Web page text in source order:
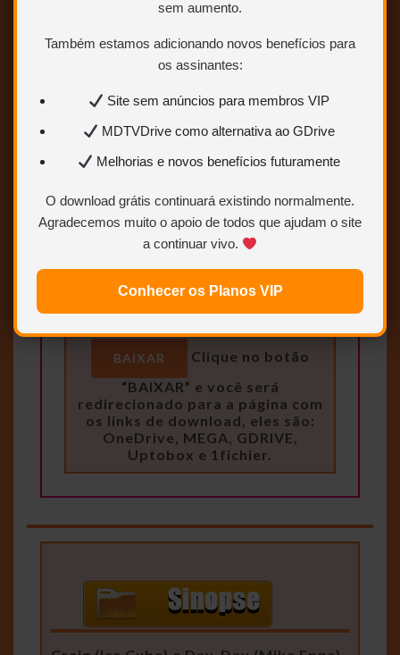
sem aumento.
Também estamos adicionando novos benefícios para
os assinantes:
Site sem anúncios para membros VIP
MDTVDrive como alternativa ao GDrive
Melhorias e novos benefícios futuramente
O download grátis continuará existindo normalmente.
Agradecemos muito o apoio de todos que ajudam o site
a continuar vivo.
Conhecer os Planos VIP
agora
Para saber como ser VIP ou
Colaborador. Clique AQUI.
BAIXAR
Clique no botão
“BAIXAR” e você será
redirecionado para a página com
os links de download, eles são:
OneDrive, MEGA, GDRIVE,
Uptobox e 1fichier.